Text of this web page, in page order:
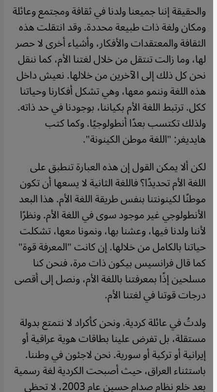
والحقيقة إننا جميعنا ولدنا في ثقافة ومجتمع وعائلة
ومكان ولغة ذات طبيعة محددة. وقد انتقلت هذه
الثقافة والمعتقدات والأفكار، وأشياء أخرى لا حصر
لها، وما زالت تنتقل من خلال لغتنا الأم، كما ننقل
نحن كل ذلك إلى الآخرين من خلالها. نعيش داخل
هذه اللغة وننمو معها، وهي تشكل أفكارنا وحياتنا
ككل. ترتبط اللغة الأم بكياننا، بوجودنا في حد ذاته.
ولذلك تكتسب بعدًا أنطولوجيًا. وكما كتب
هايديغر: "اللغة موطن الكينونة".
لكن ألا يمكن القول إن هذه العبارة تنطبق على
اللغة الأم تحديدًا؟ فاللغة الثانية لا يسعها أن تكون
موطنًا لكينونتنا بنفس طريقة اللغة الأم. هذا البعد
الأنطولوجي غير موجود سوى في اللغة الأم. ونظرًا
لأننا ولدنا فيها، وعشنا بها، ونمونا معها، تشكلت
حياتنا بالكامل من خلالها. إن كانت "المعرفة قوة"
كما قال فرانسيس بيكون ذات مرة، فنحن كنا
مسلحين إذًا بمعرفتنا باللغة الأم، ونصل إلى أقصى
درجات قوتنا في لغتنا الأم.
ولدتُ في عائلة كردية. ونحن كأكراد لا نتمتع بدولة
مستقلة، بل تفرض علينا بطاقات هوية عراقية أو
إيرانية أو تركية أو سورية. نحن لاجئون في وطننا.
باستثناء العراق، حيث أصبحت الكردية لغة رسمية
بعد خلع نظام صدام حسين عام 2003، لا تحظى